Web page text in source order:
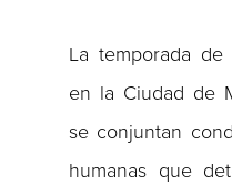
La temporada
en la Ciudad de
se conjuntan
humanas que